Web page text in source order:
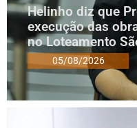
Helinho diz que
execução das
no Loteamento
05/08/2026